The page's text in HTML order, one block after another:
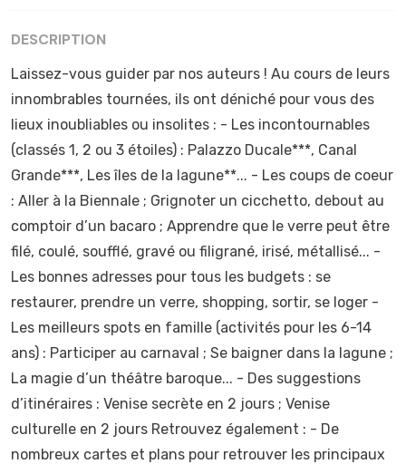
DESCRIPTION
Laissez-vous guider par nos auteurs ! Au cours de leurs
innombrables tournées, ils ont déniché pour vous des
lieux inoubliables ou insolites : - Les incontournables
(classés 1, 2 ou 3 étoiles) : Palazzo Ducale***, Canal
Grande***, Les îles de la lagune**... - Les coups de coeur
: Aller à la Biennale ; Grignoter un cicchetto, debout au
comptoir d’un bacaro ; Apprendre que le verre peut être
filé, coulé, soufflé, gravé ou filigrané, irisé, métallisé... -
Les bonnes adresses pour tous les budgets : se
restaurer, prendre un verre, shopping, sortir, se loger -
Les meilleurs spots en famille (activités pour les 6-14
ans) : Participer au carnaval ; Se baigner dans la lagune ;
La magie d’un théâtre baroque... - Des suggestions
d’itinéraires : Venise secrète en 2 jours ; Venise
culturelle en 2 jours Retrouvez également : - De
nombreux cartes et plans pour retrouver les principaux